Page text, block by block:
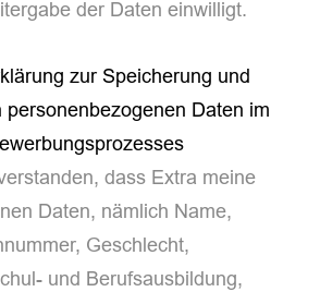
der Daten einwilligt.
zur Speicherung und
personenbezogenen Daten im
dass Extra meine
Daten, nämlich Name,
Geschlecht,
und Berufsausbildung,